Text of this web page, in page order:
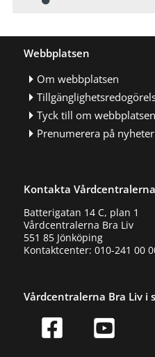
Webbplatsen
Om webbplatsen
Tyck till om webbplatsen
Prenumerera på nyheter
Kontakta
Batterigatan 14 C, plan 1
Vårdcentralerna Bra Liv
551 85 Jönköping
Kontaktcenter: 010-241 00
Vårdcentralerna Bra Liv i